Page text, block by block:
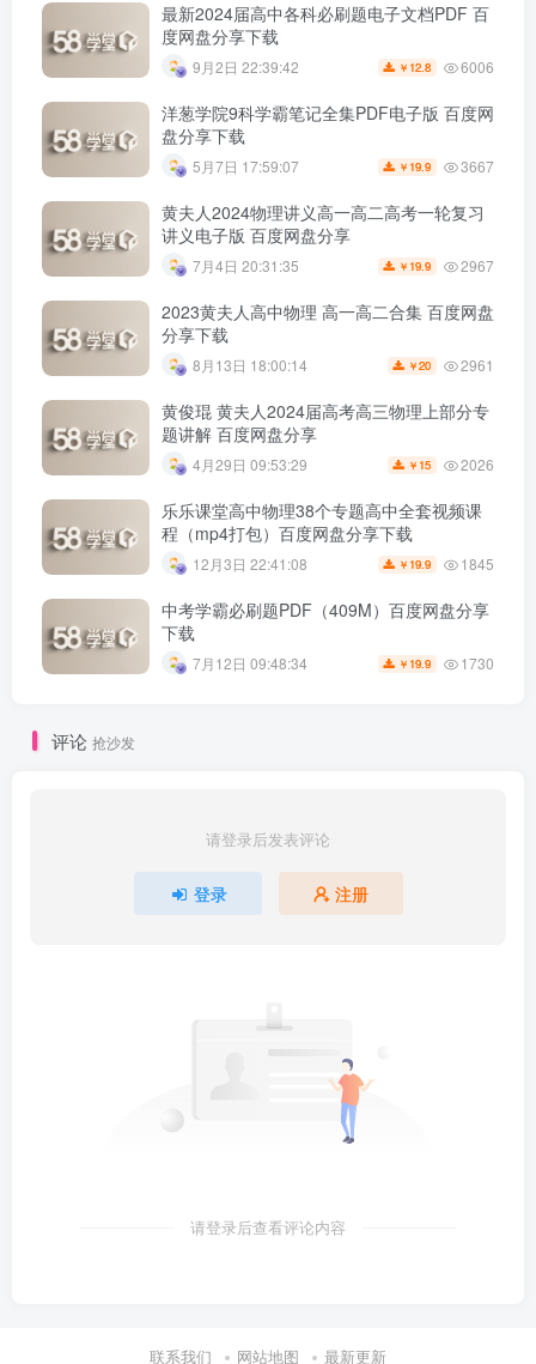
最新2024届高中各科必刷题电子文档PDF 百
度网盘分享下载
9月2日 22:39:42 ￥ 12.8 6006
洋葱学院9科学霸笔记全集PDF电子版 百度网
盘分享下载
5月7日 17:59:07 ￥ 19.9 3667
黄夫人2024物理讲义高一高二高考一轮复习
讲义电子版 百度网盘分享
7月4日 20:31:35 ￥ 19.9 2967
2023黄夫人高中物理 高一高二合集 百度网盘
分享下载
8月13日 18:00:14 ￥20 2961
黄俊琨 黄夫人2024届高考高三物理上部分专
题讲解 百度网盘分享
4月29日 09:53:29 ￥ 15 2026
乐乐课堂高中物理38个专题高中全套视频课
程（mp4打包）百度网盘分享下载
12月3日 22:41:08 ￥ 19.9 1845
中考学霸必刷题PDF（409M）百度网盘分享
下载
7月12日 09:48:34 ￥ 19.9 1730
评论 抢沙发
请登录后发表评论
登录 注册
请登录后查看评论内容
联系我们 网站地图 最新更新